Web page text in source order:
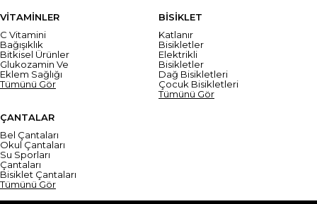
VİTAMİNLER
C Vitamini
Bağışıklık
Bitkisel Ürünler
Glukozamin Ve
Eklem Sağlığı
Tümünü Gör
BİSİKLET
Katlanır
Bisikletler
Elektrikli
Bisikletler
Dağ Bisikletleri
Çocuk Bisikletleri
Tümünü Gör
ÇANTALAR
Bel Çantaları
Okul Çantaları
Su Sporları
Çantaları
Bisiklet Çantaları
Tümünü Gör